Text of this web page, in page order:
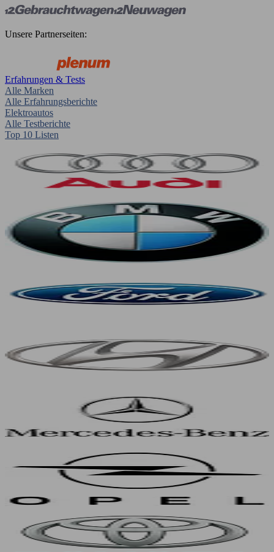
Unsere Partnerseiten:
Erfahrungen & Tests
Alle Marken
Alle Erfahrungsberichte
Elektroautos
Alle Testberichte
Top 10 Listen